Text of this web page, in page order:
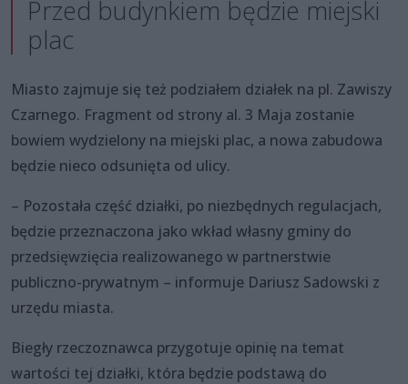
Przed budynkiem będzie miejski
plac
Miasto zajmuje się też podziałem działek na pl. Zawiszy
Czarnego. Fragment od strony al. 3 Maja zostanie
bowiem wydzielony na miejski plac, a nowa zabudowa
będzie nieco odsunięta od ulicy.
– Pozostała część działki, po niezbędnych regulacjach,
będzie przeznaczona jako wkład własny gminy do
przedsięwzięcia realizowanego w partnerstwie
publiczno-prywatnym – informuje Dariusz Sadowski z
urzędu miasta.
Biegły rzeczoznawca przygotuje opinię na temat
wartości tej działki, która będzie podstawą do